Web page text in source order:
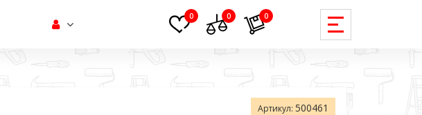
0 0 0
Артикул: 500461